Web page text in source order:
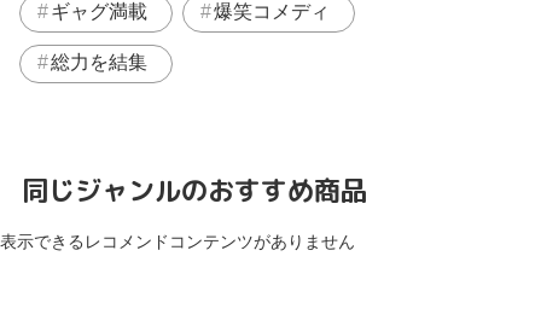
ギャグ満載 爆笑コメディ
総力を結集
同じジャンルのおすすめ商品
表示できるレコメンドコンテンツがありません